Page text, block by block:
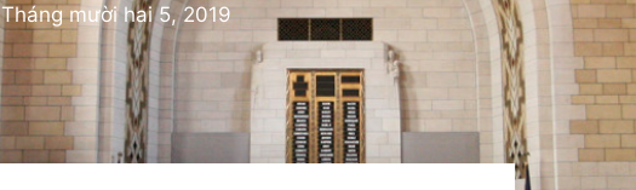
Tháng mười hai 5, 2019